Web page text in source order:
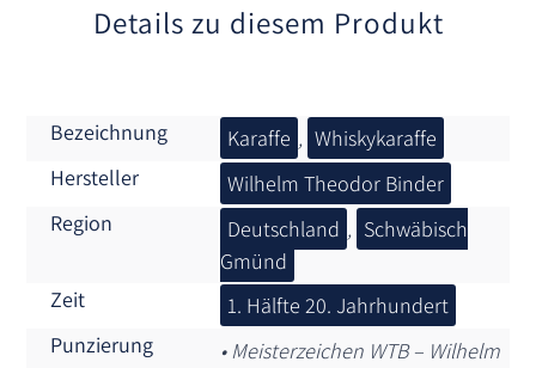
Details zu diesem Produkt
Bezeichnung Karaffe , Whiskykaraffe
Hersteller
Wilhelm Theodor Binder
Region
Deutschland , Schwäbisch
Gmünd
Zeit
1. Hälfte 20. Jahrhundert
Punzierung
• Meisterzeichen WTB – Wilhelm